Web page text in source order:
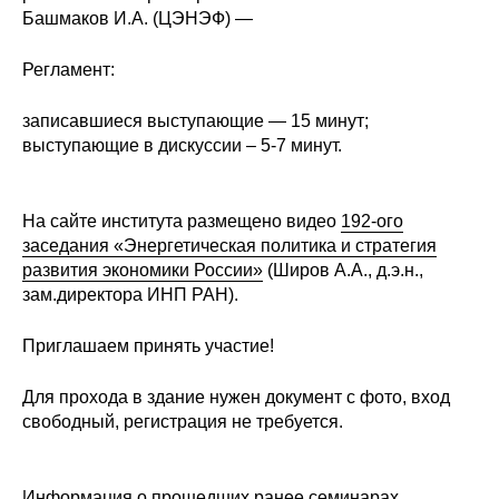
Квартальный прогноз
Оценка индекса промышленного
производства
Мониторинга
Центр «Климатическая политика и
экономика России»
Образование и карьера
Башмаков И.А. (ЦЭНЭФ) —
Регламент:
записавшиеся выступающие — 15 минут;
выступающие в дискуссии – 5-7 минут.
На сайте института размещено видео 192-ого
заседания «Энергетическая политика и стратегия
развития экономики России» (Широв А.А., д.э.н.,
зам.директора ИНП РАН).
Приглашаем принять участие!
Для прохода в здание нужен документ с фото, вход
свободный, регистрация не требуется.